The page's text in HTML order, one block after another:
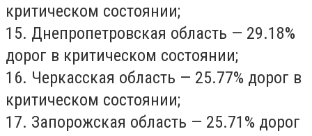
критическом состоянии;
15. Днепропетровская область — 29.18%
дорог в критическом состоянии;
16. Черкасская область — 25.77% дорог в
критическом состоянии;
17. Запорожская область — 25.71% дорог